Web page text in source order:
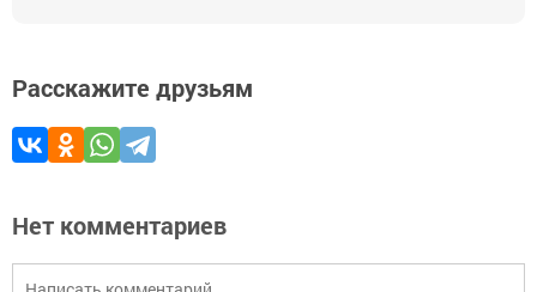
Расскажите друзьям
Нет комментариев